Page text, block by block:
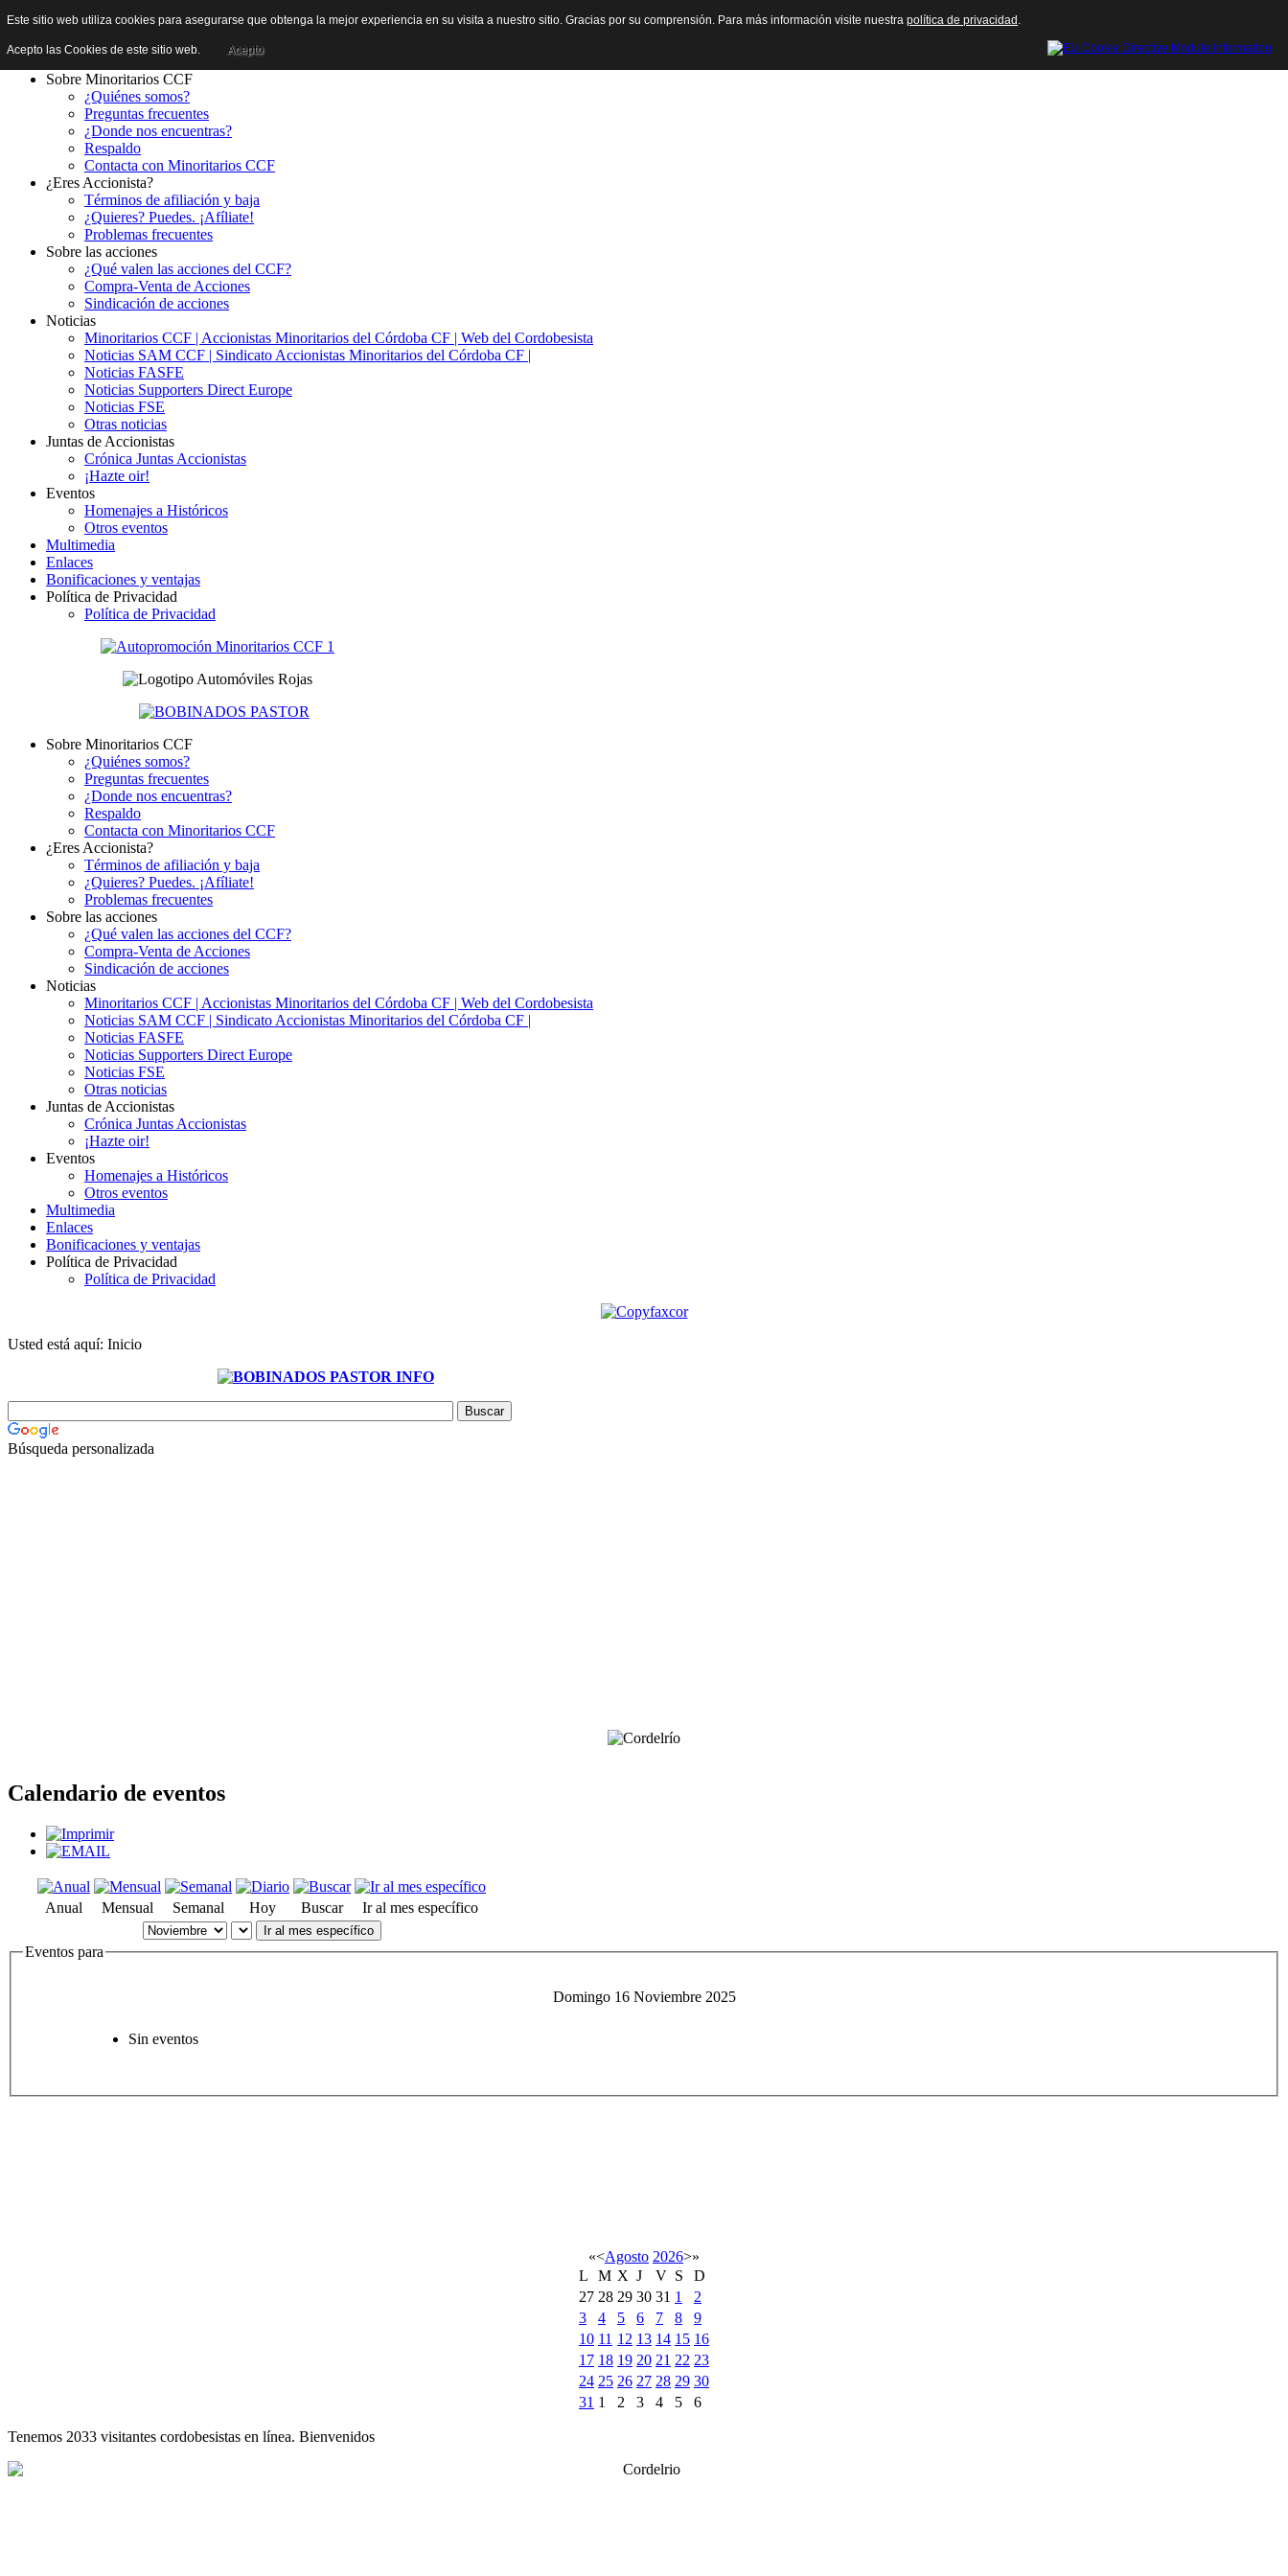
Sobre Minoritarios CCF
¿Quiénes somos?
Preguntas frecuentes
¿Donde nos encuentras?
Respaldo
Contacta con Minoritarios CCF
¿Eres Accionista?
Términos de afiliación y baja
¿Quieres? Puedes. ¡Afíliate!
Problemas frecuentes
Sobre las acciones
¿Qué valen las acciones del CCF?
Compra-Venta de Acciones
Sindicación de acciones
Noticias
Minoritarios CCF | Accionistas Minoritarios del Córdoba CF | Web del Cordobesista
Noticias SAM CCF | Sindicato Accionistas Minoritarios del Córdoba CF |
Noticias FASFE
Noticias Supporters Direct Europe
Noticias FSE
Otras noticias
Juntas de Accionistas
Crónica Juntas Accionistas
¡Hazte oir!
Eventos
Homenajes a Históricos
Otros eventos
Multimedia
Enlaces
Bonificaciones y ventajas
Política de Privacidad
Política de Privacidad
Sobre Minoritarios CCF
¿Quiénes somos?
Preguntas frecuentes
¿Donde nos encuentras?
Respaldo
Contacta con Minoritarios CCF
¿Eres Accionista?
Términos de afiliación y baja
¿Quieres? Puedes. ¡Afíliate!
Problemas frecuentes
Sobre las acciones
¿Qué valen las acciones del CCF?
Compra-Venta de Acciones
Sindicación de acciones
Noticias
Minoritarios CCF | Accionistas Minoritarios del Córdoba CF | Web del Cordobesista
Noticias SAM CCF | Sindicato Accionistas Minoritarios del Córdoba CF |
Noticias FASFE
Noticias Supporters Direct Europe
Noticias FSE
Otras noticias
Juntas de Accionistas
Crónica Juntas Accionistas
¡Hazte oir!
Eventos
Homenajes a Históricos
Otros eventos
Multimedia
Enlaces
Bonificaciones y ventajas
Política de Privacidad
Política de Privacidad
Usted está aquí: Inicio
Búsqueda personalizada
Calendario de eventos
Anual Mensual Semanal Hoy Buscar Ir al mes específico
Ir al mes específico
Eventos para
Domingo 16 Noviembre 2025
Sin eventos
«<Agosto 2026>»
L
M X J V S
D
27 28 29 30 31 1
2
3
4 5 6 7 8
9
10 11 12 13 14 15 16
17 18 19 20 21 22 23
24 25 26 27 28 29 30
31 1 2 3 4 5 6
Tenemos 2033 visitantes cordobesistas en línea. Bienvenidos
Este sitio web utiliza cookies para asegurarse que obtenga la mejor experiencia en su visita a nuestro sitio. Gracias por su comprensión. Para más información visite nuestra política de privacidad .
Acepto las Cookies de este sitio web. Acepto